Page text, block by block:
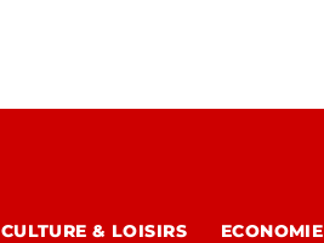
CULTURE & LOISIRS ECONOMIE